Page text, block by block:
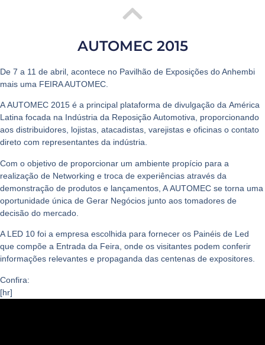
AUTOMEC 2015
De 7 a 11 de abril, acontece no Pavilhão de Exposições do Anhembi
mais uma FEIRA AUTOMEC
AAUTOMEC 2015 é a principal plataforma de divulgação da América
Latina focada na Indústria da Reposição Automotiva, proporcionando
aos distribuidores, lojistas, atacadistas, varejistas e oficinas o contato
direto com representantes da indústria.
Com o objetivo de proporcionar um ambiente propício para a
realização de Networking e troca de experiências através da
demonstração de produtos e lançamentos, AAUTOMEC se torna uma
oportunidade única de Gerar Negócios junto aos tomadores de
decisão do mercado.
ALED 10 foi a empresa escolhida para fornecer os Painéis de Led
que compõe a Entrada da Feira, onde os visitantes podem conferir
informações relevantes e propaganda das centenas de expositores.
Confira:
[hr]